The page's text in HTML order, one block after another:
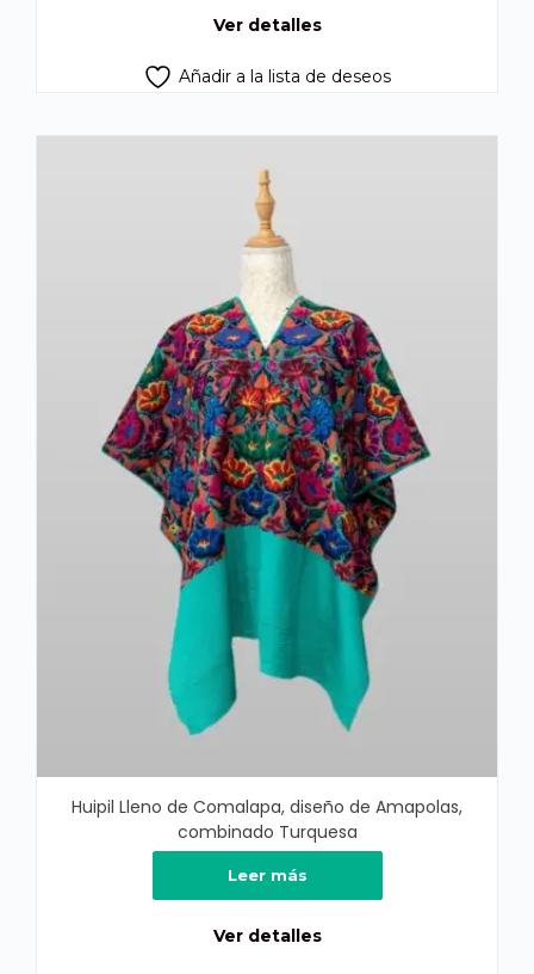
Ver detalles
Añadir a la lista de deseos
Huipil Lleno de Comalapa, diseño de Amapolas,
combinado Turquesa
Leer más
Ver detalles